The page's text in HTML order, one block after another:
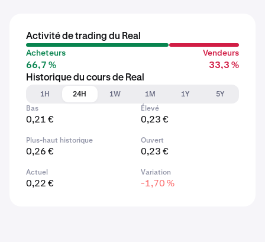
Activité de trading du Real
Acheteurs
66,7 %
Vendeurs
33,3 %
Historique du cours de Real
1H
24H 1W 1M 1Y
5Y
Bas
0,21 €
Élevé
0,23 €
Plus-haut historique
0,26 €
Ouvert
0,23 €
Actuel
0,22 €
Variation
-1,70 %